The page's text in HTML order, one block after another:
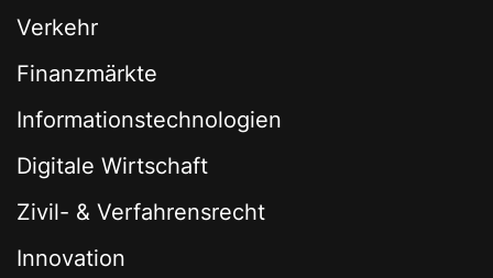
Verkehr
Finanzmärkte
Informationstechnologien
Digitale Wirtschaft
Zivil- & Verfahrensrecht
Innovation